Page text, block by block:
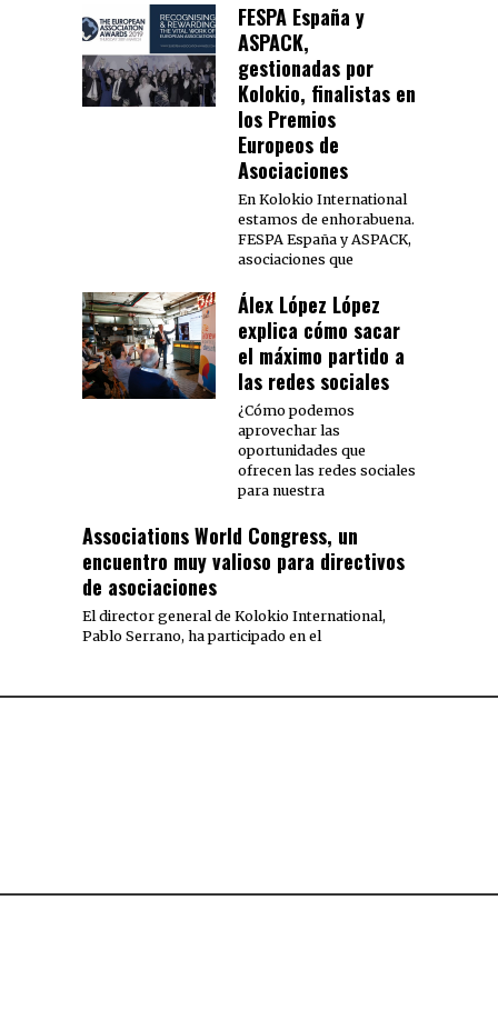
FESPA España y
ASPACK,
gestionadas por
Kolokio, finalistas en
los Premios
Europeos de
Asociaciones
En Kolokio International
estamos de enhorabuena.
FESPA España y ASPACK,
asociaciones que
Álex López López
explica cómo sacar
el máximo partido a
las redes sociales
¿Cómo podemos
aprovechar las
oportunidades que
ofrecen las redes sociales
para nuestra
Associations World Congress, un
encuentro muy valioso para directivos
de asociaciones
El director general de Kolokio International,
Pablo Serrano, ha participado en el